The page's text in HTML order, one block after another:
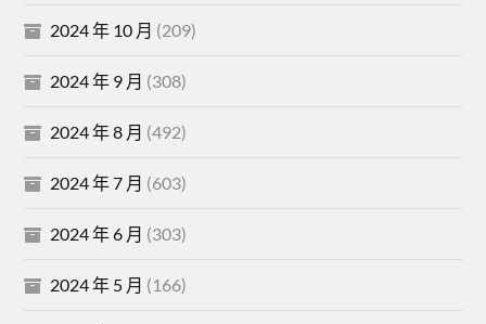
2024 年 10 月 (209)
2024 年 9 月 (308)
2024 年 8 月 (492)
2024 年 7 月 (603)
2024 年 6 月 (303)
2024 年 5 月 (166)